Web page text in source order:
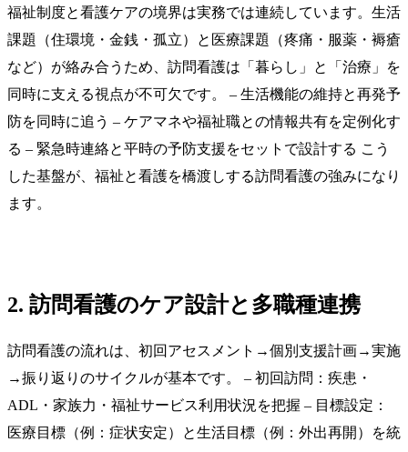
福祉制度と看護ケアの境界は実務では連続しています。生活
課題（住環境・金銭・孤立）と医療課題（疼痛・服薬・褥瘡
など）が絡み合うため、訪問看護は「暮らし」と「治療」を
同時に支える視点が不可欠です。 – 生活機能の維持と再発予
防を同時に追う – ケアマネや福祉職との情報共有を定例化す
る – 緊急時連絡と平時の予防支援をセットで設計する こう
した基盤が、福祉と看護を橋渡しする訪問看護の強みになり
ます。
2. 訪問看護のケア設計と多職種連携
訪問看護の流れは、初回アセスメント→個別支援計画→実施
→振り返りのサイクルが基本です。 – 初回訪問：疾患・
ADL・家族力・福祉サービス利用状況を把握 – 目標設定：
医療目標（例：症状安定）と生活目標（例：外出再開）を統